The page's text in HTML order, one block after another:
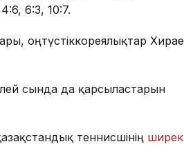
6:3, 10:7.
оңтүстіккореялықтар Хирае
сында да қарсыластарын
теннисшінің ширек